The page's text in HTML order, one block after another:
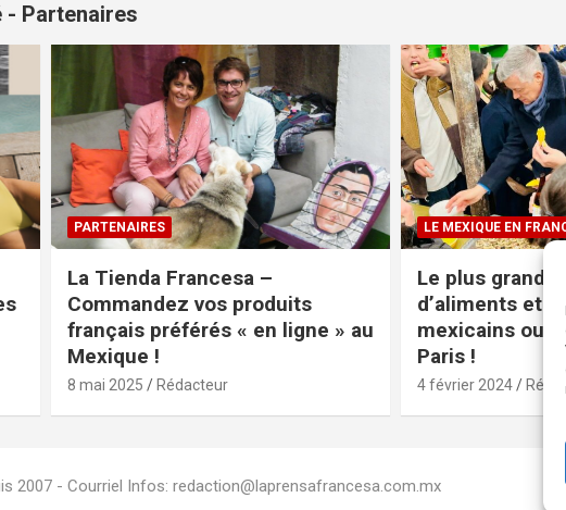
- Partenaires
PARTENAIRES
La Tienda Francesa –
Commandez vos produits
français préférés « en ligne » au
Mexique !
8 mai 2025 Rédacteur
LE MEXIQUE EN
Le plus grand
d’aliments et
mexicains
Paris !
4 février 2024
2007 - Courriel Infos: redaction@laprensafrancesa.com.mx